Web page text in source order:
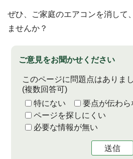
ぜひ、ご家庭のエアコンを消して
ませんか？
ご意見をお聞かせください
このページに問題点はありま
(複数回答可)
特にない
要点が伝わら
ページを探しにくい
必要な情報が無い
送信